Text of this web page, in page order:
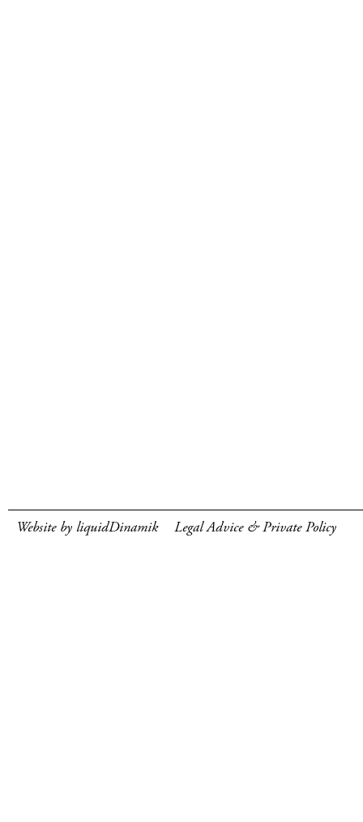
Website by liquidDinamik Legal Advice & Private Policy